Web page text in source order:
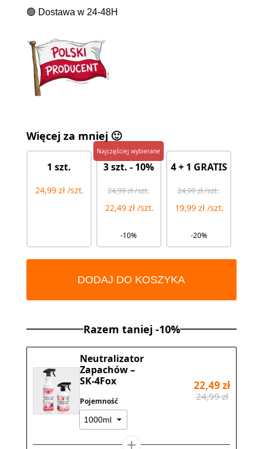
🟢 Dostawa w 24-48H
Więcej za mniej 🙂
1 szt.
24,99 zł /szt.
Najczęściej wybierane
3 szt. - 10%
24,99 zł /szt.
22,49 zł /szt.
-10%
4 + 1 GRATIS
24,99 zł /szt.
19,99 zł /szt.
-20%
DODAJ DO KOSZYKA
Razem taniej -10%
Neutralizator
Zapachów –
SK-4Fox
Pojemność
22,49 zł
24,99 zł